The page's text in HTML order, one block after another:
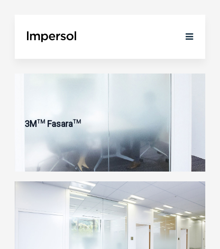
3MTM FasaraTM